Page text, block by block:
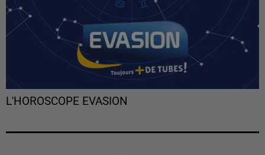
L'HOROSCOPE EVASION